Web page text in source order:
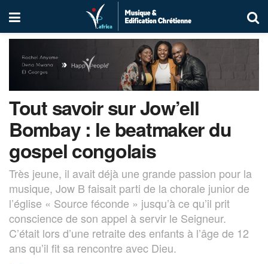
Tout savoir sur Jow’ell
Bombay : le beatmaker du
gospel congolais
Très jeune, il avait déjà une grande passion pour la
musique, Jow B faisait parti de la chorale junior de
l’église « Source féconde » jusqu’à ce qu’il prit
conscience de son appel à servir le Seigneur.
C’était lors d’une retraite des enfants à l’âge de 12
ans qu’il fit sa rencontre avec Dieu.